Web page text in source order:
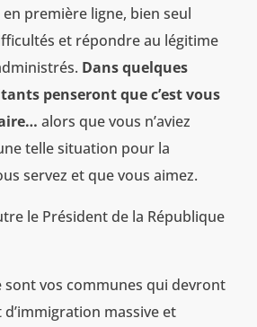
première ligne, bien seul
et répondre au légitime
Dans quelques
penseront que c’est vous
alors que vous n’aviez
telle situation pour la
servez et que vous aimez.
le Président de la République
sont vos communes qui devront
massive et